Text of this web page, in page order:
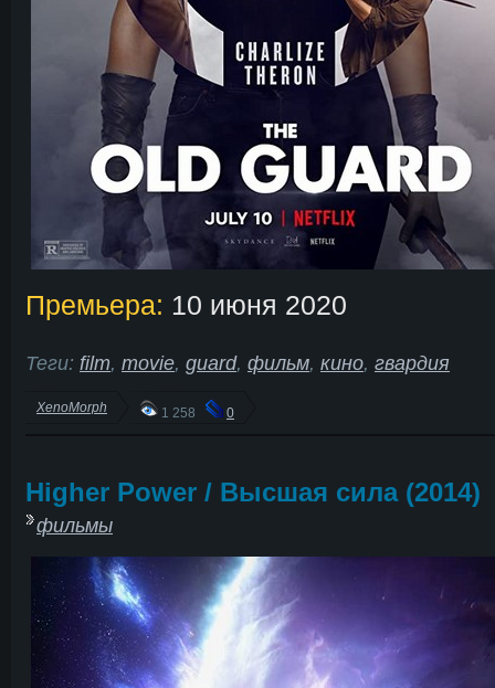
Премьера: 10 июня 2020
Теги: film, movie, guard, фильм, кино, гвардия
XenoMorph 1 258 0
Higher Power / Высшая сила (2014)
фильмы